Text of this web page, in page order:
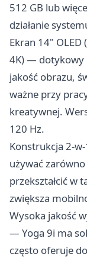
512 GB lub
działanie
Ekran 14"
4K) — dotykowy
jakość obrazu,
ważne przy
kreatywnej.
120 Hz.
Konstrukcja 2-
używać
przekształcić w
zwiększa
Wysoka jakość
— Yoga 9i ma
często oferuje